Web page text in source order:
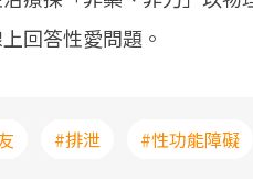
回答性愛問題。
#排泄 #性功能障礙